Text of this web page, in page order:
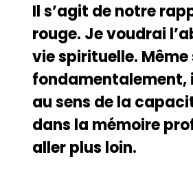
Il s’agit de notre
rouge. Je voudrai
vie spirituelle.
fondamentalement,
au sens de la
dans la mémoire
aller plus loin.